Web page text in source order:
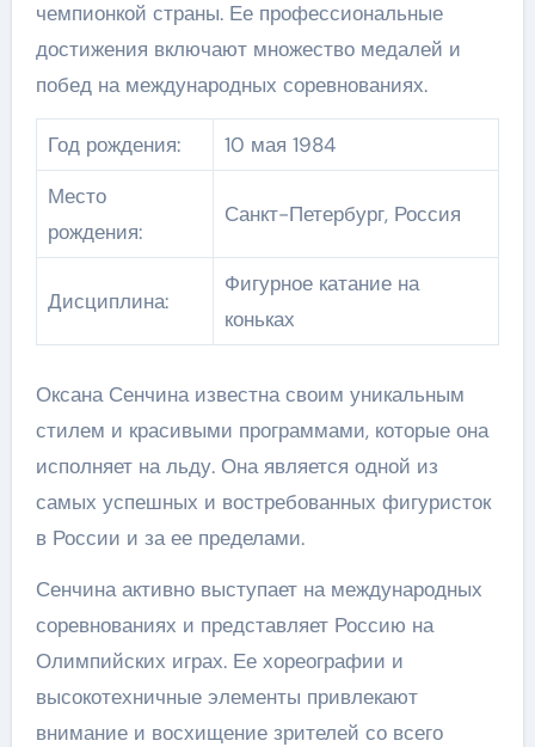
чемпионкой страны. Ее профессиональные
достижения включают множество медалей и
побед на международных соревнованиях.
Год рождения:
10 мая 1984
Место
рождения:
Санкт-Петербург, Россия
Дисциплина:
Фигурное катание на
коньках
Оксана Сенчина известна своим уникальным
стилем и красивыми программами, которые она
исполняет на льду. Она является одной из
самых успешных и востребованных фигуристок
в России и за ее пределами.
Сенчина активно выступает на международных
соревнованиях и представляет Россию на
Олимпийских играх. Ее хореографии и
высокотехничные элементы привлекают
внимание и восхищение зрителей со всего